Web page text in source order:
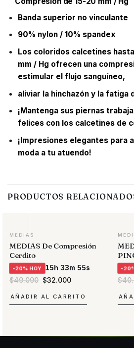
Banda superior no vinculante
90% nylon / 10% spandex
Los coloridos calcetines
mm / Hg ofrecen una
estimular el flujo sanguíneo,
aliviar la hinchazón y la fatiga
¡Mantenga sus piernas
felices con los calcetines de
¡Impresiones elegantes para
moda a tu atuendo!
PRODUCTOS
MEDIAS
MEDIAS De Compresión
Cerdito
-20% HOY 15h 33m 55s
$40.000 El
precio
original
era:
$40.000.
$32.000El
actual
es:
$32.000.
AÑADIR AL CARRITO
-
$